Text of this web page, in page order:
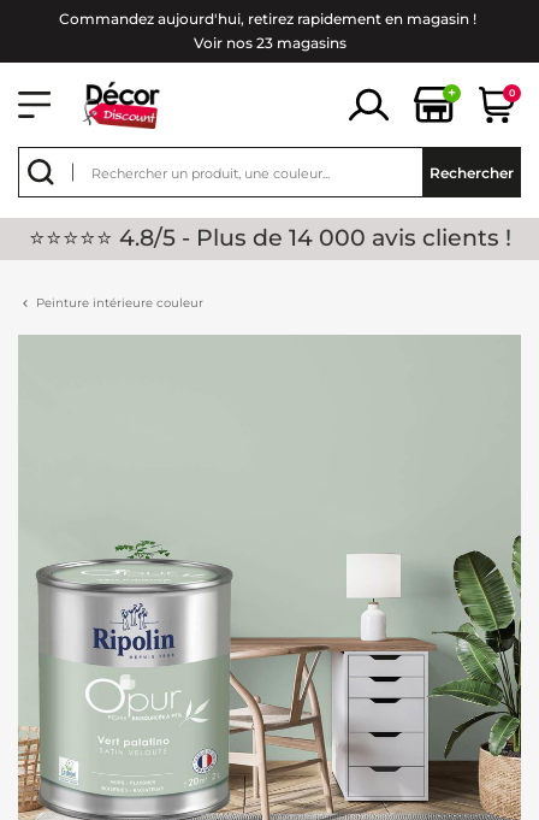
Commandez aujourd'hui, retirez rapidement en magasin !
Voir nos 23 magasins
+ 0
Rechercher
⭐⭐⭐⭐⭐ 4.8/5 - Plus de 14 000 avis clients !
Peinture intérieure couleur